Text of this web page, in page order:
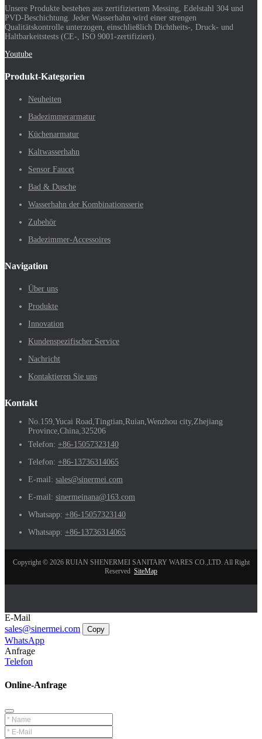
Unsere Produkte bestehen aus zertifiziertem Messing, Edelstahl 304 und
PVD-Beschichtung. Jeder Wasserhahn wird einer strengen
Qualitätskontrolle unterzogen, einschließlich Dichtheits-, Druck- und
Haltbarkeitstests (CE-, ISO 9001-zertifiziert).
Youtube
Produkt-Kategorien
Neuheiten
Badezimmerarmatur
Küchenarmatur
Kaltwasserhahn
Sensor Faucet
Bad & Dusche
Wasserhahn der Kombinationsserie
Zubehör
Badezimmer-Accessoires
Navigation
Über uns
Produkte
Innovation
Kundenspezifischer Service
Nachricht
Kontaktieren Sie uns
Kontakt
No.159,Yucai Road,Tingtian,Ruian,Wenzhou city,Zhejiang
Province,China,325206
Telefon: +86-15057323140
Telefon: +86-13736314065
E-mail: sales@sinermei.com
E-mail: sinermeinana@163.com
Whatsapp: +86-15057323140
Whatsapp: +86-13736314065
Copyright © 2026 RUIAN SHENERMEI SANITARY WARES CO.,LTD. All Right
Reserved SiteMap
E-Mail
sales@sinermei.com
Copy
WhatsApp
Anfrage
Telefon
Online-Anfrage